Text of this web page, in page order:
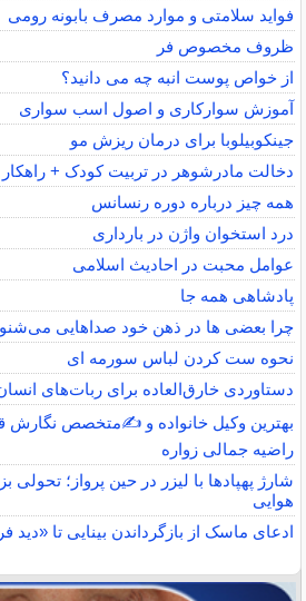
فواید سلامتی و موارد مصرف بابونه رومی
ظروف مخصوص فر
از خواص پوست انبه چه می دانید؟
آموزش سوارکاری و اصول اسب سواری
جینکوبیلوبا برای درمان ریزش مو
دخالت مادرشوهر در تربیت کودک + راهکار
همه چیز درباره دوره رنسانس
درد استخوان واژن در بارداری
عوامل محبت در احادیث اسلامى
پادشاهی همه جا
چرا بعضی ها در ذهن خود صداهایی
نحوه ست کردن لباس سورمه ای
دستاوردی خارق‌العاده برای ربات‌های
بهترین وکیل خانواده و ✍️متخصص نگارش
راضیه جمالی زواره
شارژ پهپادها با لیزر در حین پرواز؛
هوایی
ادعای ماسک از بازگرداندن بینایی تا «دید